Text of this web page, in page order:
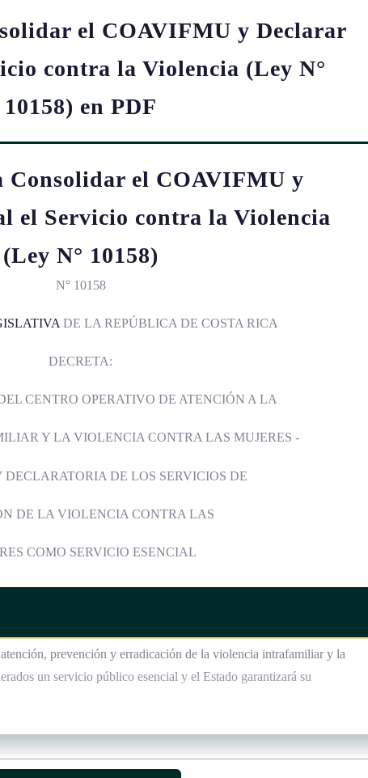
el COAVIFMU y Declarar
contra la Violencia (Ley N°
10158) en PDF
Consolidar el COAVIFMU y
el Servicio contra la Violencia
(Ley N° 10158)
N° 10158
DE LA REPÚBLICA DE COSTA RICA
DECRETA:
CENTRO OPERATIVO DE ATENCIÓN A LA
Y LA VIOLENCIA CONTRA LAS MUJERES -
DECLARATORIA DE LOS SERVICIOS DE
DE LA VIOLENCIA CONTRA LAS
COMO SERVICIO ESENCIAL
prevención y erradicación de la violencia intrafamiliar y la
un servicio público esencial y el Estado garantizará su